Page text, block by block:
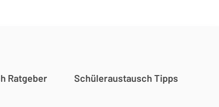
Ratgeber Schüleraustausch Tipps